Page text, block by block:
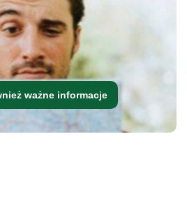
ważne informacje